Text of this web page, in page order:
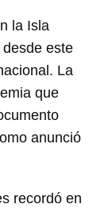
la Isla
este
La
que
anunció
recordó en